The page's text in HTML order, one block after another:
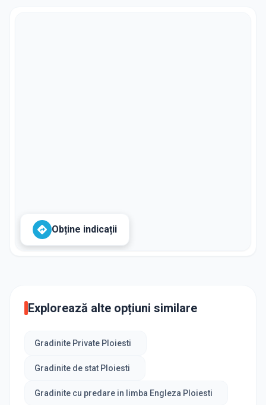
Obține indicații
Explorează alte opțiuni similare
Gradinite Private Ploiesti
Gradinite de stat Ploiesti
Gradinite cu predare in limba Engleza Ploiesti